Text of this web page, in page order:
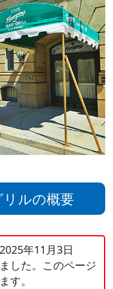
ルの概要
年11月3日
した。このページ
す。